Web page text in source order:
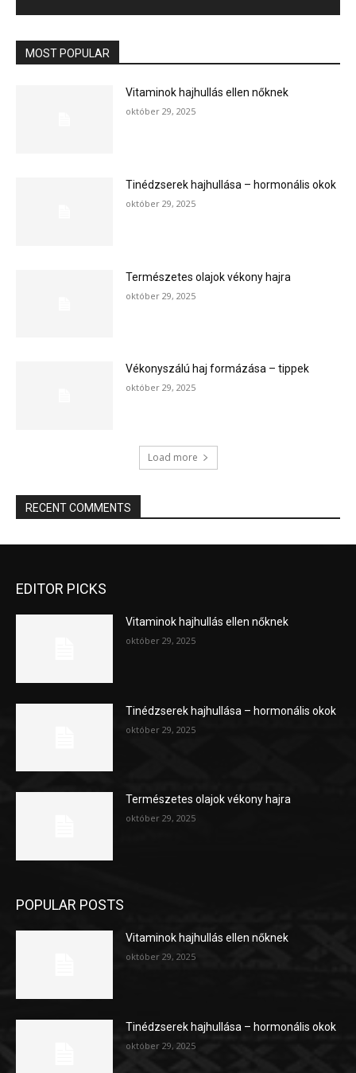
MOST POPULAR
Vitaminok hajhullás ellen nőknek
október 29, 2025
Tinédzserek hajhullása – hormonális okok
október 29, 2025
Természetes olajok vékony hajra
október 29, 2025
Vékonyszálú haj formázása – tippek
október 29, 2025
Load more
RECENT COMMENTS
EDITOR PICKS
Vitaminok hajhullás ellen nőknek
október 29, 2025
Tinédzserek hajhullása – hormonális okok
október 29, 2025
Természetes olajok vékony hajra
október 29, 2025
POPULAR POSTS
Vitaminok hajhullás ellen nőknek
október 29, 2025
Tinédzserek hajhullása – hormonális okok
október 29, 2025